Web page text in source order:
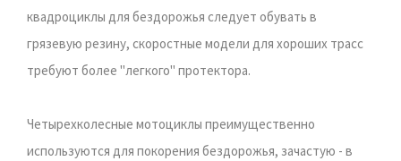
квадроциклы для бездорожья следует обувать в
грязевую резину, скоростные модели для хороших трасс
требуют более "легкого" протектора.
Четырехколесные мотоциклы преимущественно
используются для покорения бездорожья, зачастую - в